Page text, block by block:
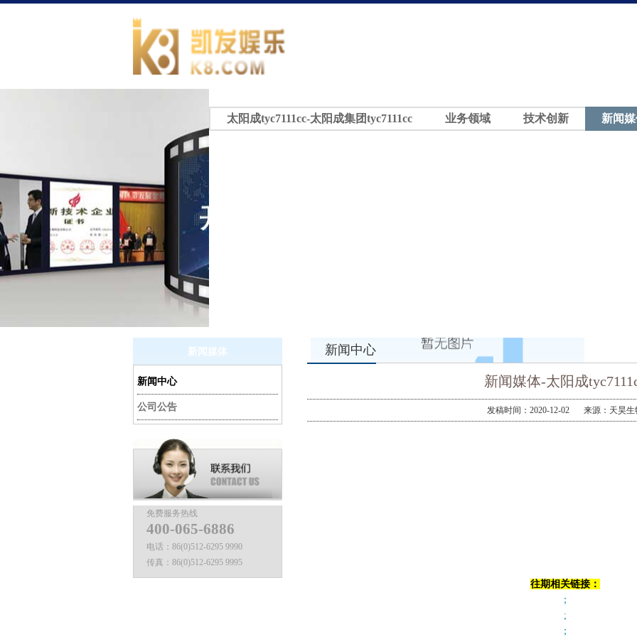
太阳成tyc7111cc-太阳成集团tyc7111cc 业务领域 技术创新 新闻
新闻媒体
新闻中心
公司公告
免费服务热线
400-065-6886
电话： 86(0)512-6295 9990
传真： 86(0)512-6295 9995
新闻中心
新闻媒体-太阳成
发稿时间：2020-12-02 来源：天昊生
往期相关链接：
；
;
；